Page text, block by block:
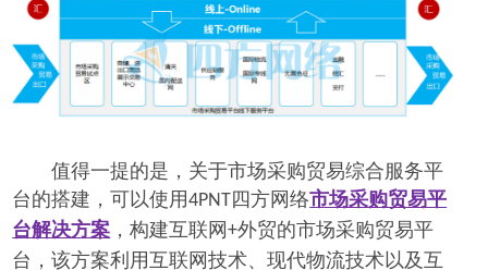
值得一提的是，关于市场采购贸易综合服务平
台的搭建，可以使用4PNT四方网络市场采购贸易平
台解决方案 ，构建互联网+外贸的市场采购贸易平
台，该方案利用互联网技术、现代物流技术以及互